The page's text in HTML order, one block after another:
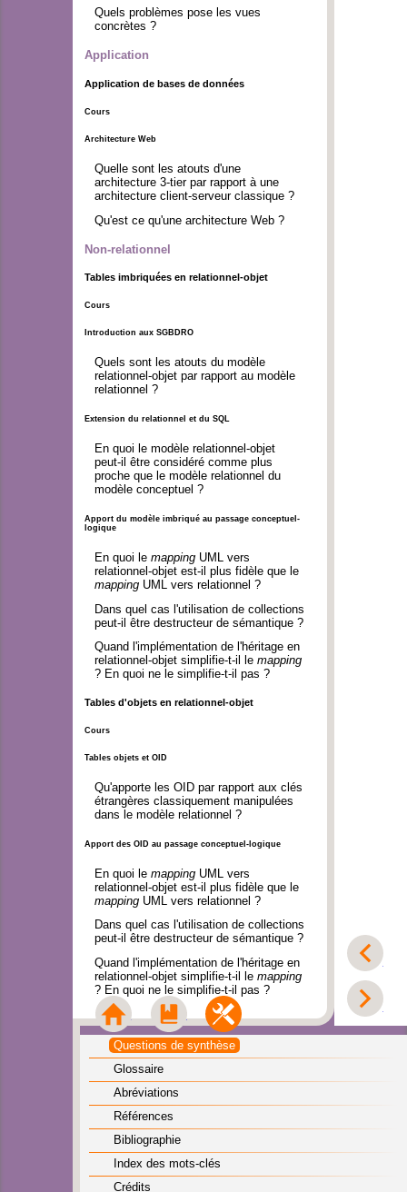
Quels problèmes pose les vues
concrètes ?
Application
Application de bases de données
Cours
Architecture Web
Quelle sont les atouts d'une
architecture 3-tier par rapport à une
architecture client-serveur classique ?
Qu'est ce qu'une architecture Web ?
Non-relationnel
Tables imbriquées en relationnel-objet
Cours
Introduction aux SGBDRO
Quels sont les atouts du modèle
relationnel-objet par rapport au modèle
relationnel ?
Extension du relationnel et du SQL
En quoi le modèle relationnel-objet
peut-il être considéré comme plus
proche que le modèle relationnel du
modèle conceptuel ?
Apport du modèle imbriqué au passage conceptuel-
logique
En quoi lemapping UML vers
relationnel-objet est-il plus fidèle que le
mapping UML vers relationnel ?
Dans quel cas l'utilisation de collections
peut-il être destructeur de sémantique ?
Quand l'implémentation de l'héritage en
relationnel-objet simplifie-t-il lemapping
? En quoi ne le simplifie-t-il pas ?
Tables d'objets en relationnel-objet
Cours
Tables objets et OID
Qu'apporte les OID par rapport aux clés
étrangères classiquement manipulées
dans le modèle relationnel ?
Apport des OID au passage conceptuel-logique
En quoi lemapping UML vers
relationnel-objet est-il plus fidèle que le
mapping UML vers relationnel ?
Dans quel cas l'utilisation de collections
peut-il être destructeur de sémantique ?
Quand l'implémentation de l'héritage en
relationnel-objet simplifie-t-il lemapping
? En quoi ne le simplifie-t-il pas ?
Questions de synthèse
Glossaire
Abréviations
Références
Bibliographie
Index des mots-clés
Crédits
Accueil Module